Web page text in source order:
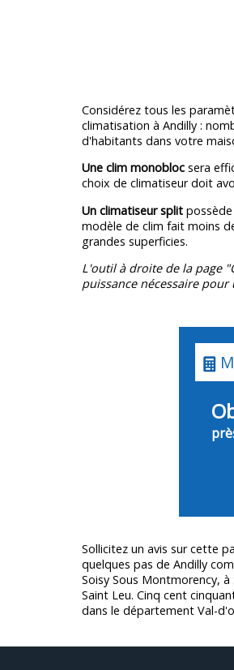
Considérez tous les
climatisation à Andilly :
d'habitants dans votre
Une clim monoblocsera
choix de climatiseur doit
Un climatiseur splitpossède
modèle de clim fait moins
grandes superficies.
L'outil à droite de la page
puissance nécessaire
Sollicitez un avis sur cette
quelques pas de Andilly
Soisy Sous Montmorency,
Saint Leu. Cinq cent
dans le département Val-